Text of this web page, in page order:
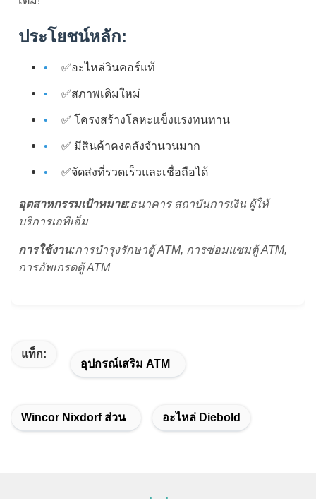
ประโยชน์หลัก:
✅อะไหล่วินคอร์แท้
✅สภาพเดิมใหม่
✅ โครงสร้างโลหะแข็งแรงทนทาน
✅ มีสินค้าคงคลังจำนวนมาก
✅จัดส่งที่รวดเร็วและเชื่อถือได้
อุตสาหกรรมเป้าหมาย:ธนาคาร สถาบันการเงิน ผู้ให้
บริการเอทีเอ็ม
การใช้งาน:การบำรุงรักษาตู้ ATM, การซ่อมแซมตู้ ATM,
การอัพเกรดตู้ ATM
แท็ก:
อุปกรณ์เสริม ATM
Wincor Nixdorf ส่วน อะไหล่ Diebold